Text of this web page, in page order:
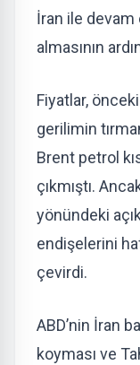
İran ile devam
almasının
Fiyatlar,
gerilimin
Brent petrol
çıkmıştı.
yönündeki
endişelerini
çevirdi.
ABD’nin İran
koyması ve